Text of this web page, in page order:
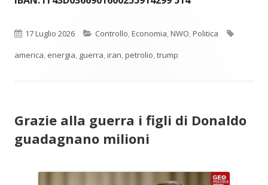
Pubblicato
17 Luglio 2026 Categorie
Controllo,Economia,NWO,Politica
america, energia, guerra,iran,petrolio,trump
Grazie alla guerra i figli di Donaldo
guadagnano milioni